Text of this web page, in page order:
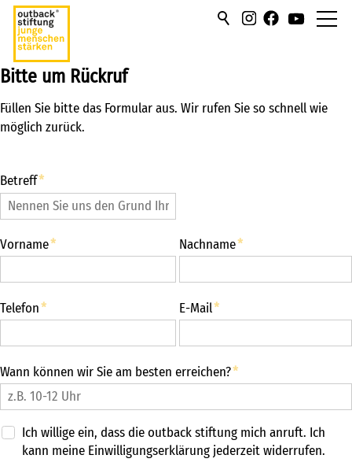
über uns
hilfen/leistung
campus
sportmentoring
aktuell
karriere
kontakt
Geschäftsstelle
Adresse
Bitte um Rückruf
Präsenzbüro Düsseldorf
Präsenzbüro Köln
Bitte um Rückruf
Füllen Sie bitte das Formular aus. Wir rufen Sie so schnell wie
möglich zurück.
Betreff*
Vorname* Nachname*
Telefon* E-Mail*
Wann können wir Sie am besten erreichen?*
Ich willige ein, dass die outback stiftung mich anruft. Ich
kann meine Einwilligungserklärung jederzeit widerrufen.